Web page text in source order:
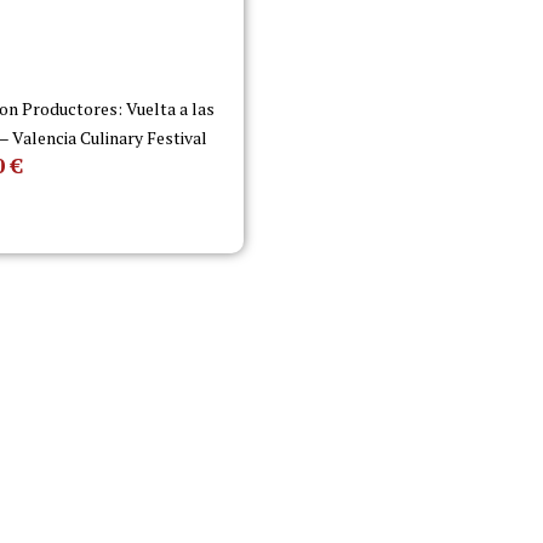
Productores: Vuelta a las
Valencia Culinary Festival
€